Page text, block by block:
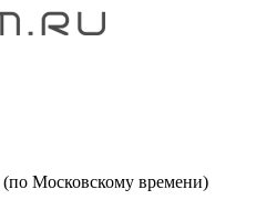
(по Московскому времени)